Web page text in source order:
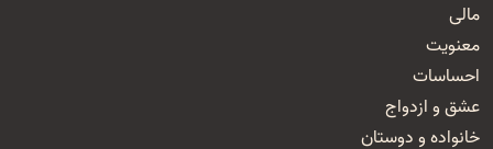
مالی
معنویت
احساسات
عشق و ازدواج
خانواده و دوستان